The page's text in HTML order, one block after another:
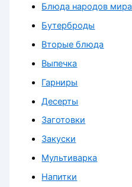
Блюда народов мира
Бутерброды
Вторые блюда
Выпечка
Гарниры
Десерты
Заготовки
Закуски
Мультиварка
Напитки